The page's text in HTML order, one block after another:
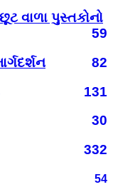
વાળા પુસ્તકોનો
59
82
131
30
332
54